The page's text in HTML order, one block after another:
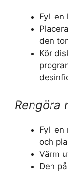
Fyll en
den
Kör
Rengöra
Fyll en
och
Värm
Den